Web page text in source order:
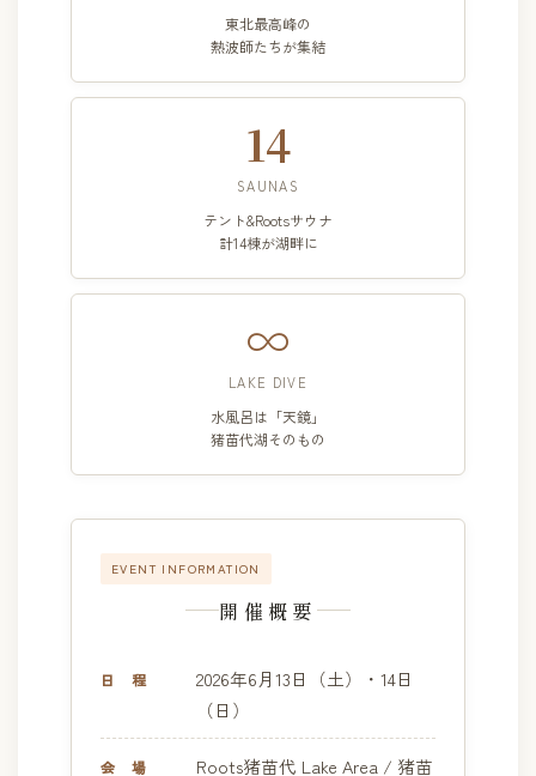
東北最高峰の
熱波師たちが集結
14
SAUNAS
テント&Rootsサウナ
計14棟が湖畔に
∞
LAKE DIVE
水風呂は「天鏡」
猪苗代湖そのもの
EVENT INFORMATION
開催概要
日 程
2026年6月13日（土）・14日
（日）
会 場
Roots猪苗代 Lake Area / 猪苗